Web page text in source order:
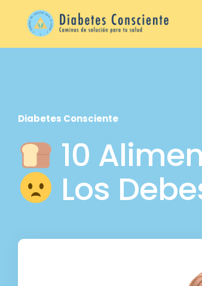
Diabetes Consciente
10
Los